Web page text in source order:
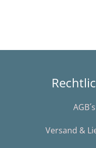
AGB´s
Versand &